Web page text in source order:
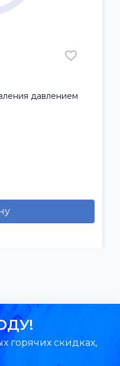
давлением
горячих скидках,